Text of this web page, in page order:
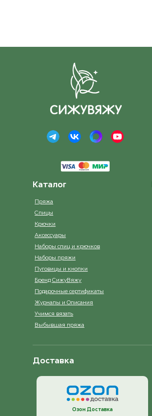
Каталог
Пряжа
Спицы
Крючки
Аксессуары
Наборы спиц и крючков
Наборы пряжи
Пуговицы и кнопки
Бренд СижуВяжу
Подарочные сертификаты
Журналы и Описания
Учимся вязать
Выбывшая пряжа
Доставка
Озон Доставка